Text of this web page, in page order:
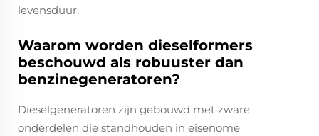
levensduur.
Waarom worden dieselformers
beschouwd als robuuster dan
benzinegeneratoren?
Dieselgeneratoren zijn gebouwd met zware
onderdelen die standhouden in eisenome